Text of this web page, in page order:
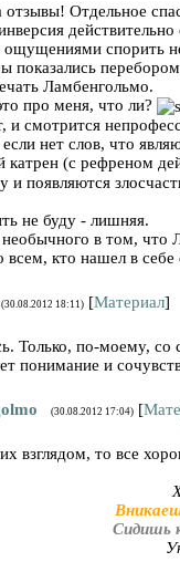
отзывы! Отдельное
спорить
показались
Ламбенгольмо.
про меня, что ли?
смотрится
нет слов, что
катрен (с рефреном
и появляются
не буду - лишняя.
в том, что
всем, кто нашел в
(30.08.2012 18:11) [Материал]
Только, по-моему,
понимание и
(30.08.2012 17:04) [
взглядом, то все
Сидишь